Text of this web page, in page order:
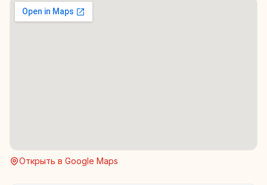
Открыть в Google Maps